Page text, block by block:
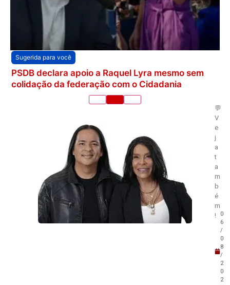
Sugerida para você
PSDB declara apoio a Raquel Lyra mesmo sem
colidação da federação com o Cidadania
💬
V
e
j
a
t
a
m
b
é
m
!
0
6
/
0
8
/
2
0
2